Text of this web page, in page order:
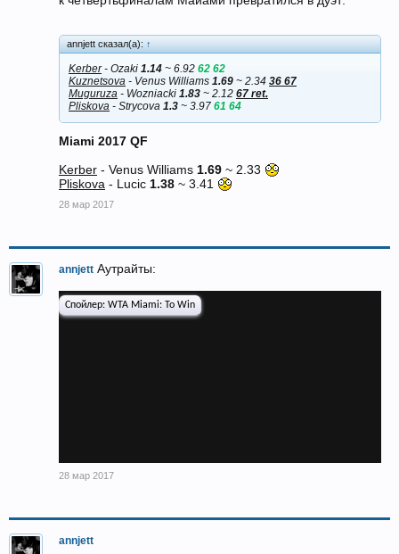
annjett сказал(а): ↑
Kerber- Ozaki 1.14 ~ 6.92 62 62
Kuznetsova - Venus Williams 1.69 ~ 2.34 36 67
Muguruza - Wozniacki 1.83 ~ 2.12 67 ret.
Pliskova - Strycova 1.3 ~ 3.97 61 64
Miami 2017 QF
Kerber - Venus Williams 1.69 ~ 2.33
Pliskova - Lucic 1.38 ~ 3.41
28 мар 2017
annjett Аутрайты:
Спойлер: WTA Miami: To Win
28 мар 2017
annjett